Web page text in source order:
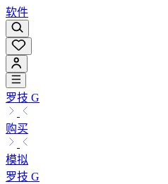
软件
罗技 G
购买
模拟
罗技 G